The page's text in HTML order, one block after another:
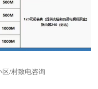
区/村致电咨询